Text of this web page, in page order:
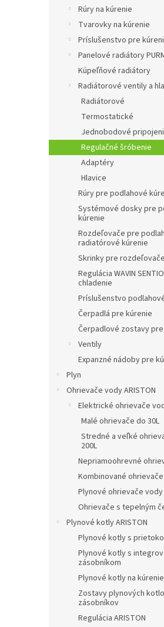
Rúry na kúrenie
Tvarovky na kúrenie
Príslušenstvo pre
Panelové radiátory
Kúpeľňové radiátory
Radiátorové ventily a
Radiátorové
Termostatické
Jednobodové
Regulačné šróbenie
Adaptéry
Hlavice
Rúry pre podlahové
Systémové dosky pre
kúrenie
Rozdeľovače pre
radiatórové kúrenie
Skrinky pre rozdeľovače
Regulácia WAVIN
chladenie
Príslušenstvo
Čerpadlá pre kúrenie
Čerpadlové zostavy
Ventily
Expanzné nádoby pre
Plyn
Ohrievače vody ARISTON
Elektrické ohrievače
Malé ohrievače do 30L
Stredné a veľké
200L
Nepriamoohrevné
Kombinované
Plynové ohrievače vody
Ohrievače s tepelným
Plynové kotly ARISTON
Plynové kotly s
Plynové kotly s
zásobníkom
Plynové kotly na kúrenie
Zostavy plynových
zásobníkov
Regulácia ARISTON